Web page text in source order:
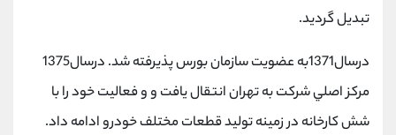
تبديل گرديد.
درسال1371به عضويت سازمان بورس پذيرفته شد. درسال1375
مركز اصلي شركت به تهران انتقال يافت و و فعالیت خود را با
شش كارخانه در زمینه تولید قطعات مختلف خودرو ادامه داد.